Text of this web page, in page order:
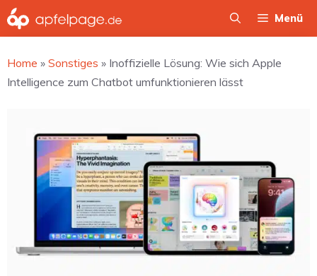
Zum
Inhalt
Menü
Home » Sonstiges » Inoffizielle Lösung: Wie sich Apple
Intelligence zum Chatbot umfunktionieren lässt